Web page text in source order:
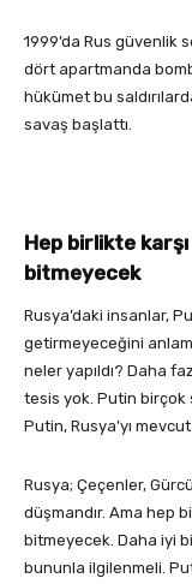
1999’da Rus güvenlik
dört apartmanda
hükümet bu
savaş başlattı.
Hep birlikte
bitmeyecek
Rusya’daki insanlar,
getirmeyeceğini
neler yapıldı? Daha
tesis yok. Putin birçok
Putin, Rusya’yı
Rusya; Çeçenler,
düşmandır. Ama hep
bitmeyecek. Daha iyi
bununla ilgilenmeli.